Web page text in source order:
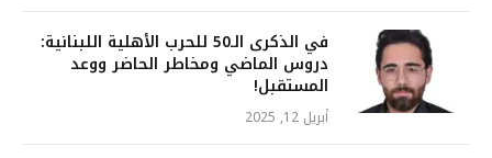
في الذكرى الـ50 للحرب الأهلية اللبنانية:
دروس الماضي ومخاطر الحاضر ووعد
المستقبل!
أبريل 12, 2025